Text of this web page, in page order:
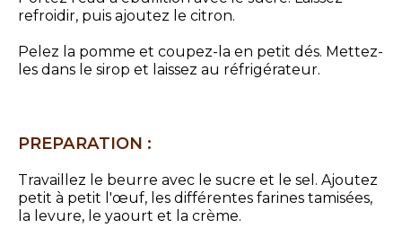
refroidir, puis ajoutez le citron.
Pelez la pomme et coupez-la en petit dés. Mettez-
les dans le sirop et laissez au réfrigérateur.
PREPARATION :
Travaillez le beurre avec le sucre et le sel. Ajoutez
petit à petit l'œuf, les différentes farines tamisées,
la levure, le yaourt et la crème.